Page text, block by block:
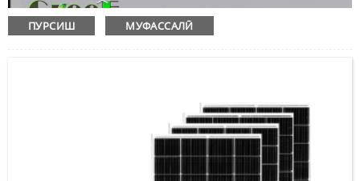
ПУРСИШ МУФАССАЛӢ
Лутфан паролро ворид
кунед